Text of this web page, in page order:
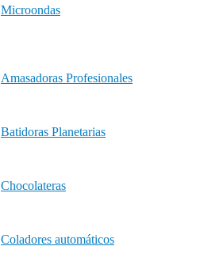
Microondas
Amasadoras Profesionales
Batidoras Planetarias
Chocolateras
Coladores automáticos